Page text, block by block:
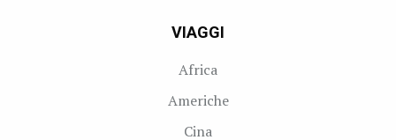
VIAGGI
Africa
Americhe
Cina